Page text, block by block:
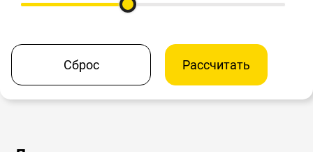
Сброс Рассчитать